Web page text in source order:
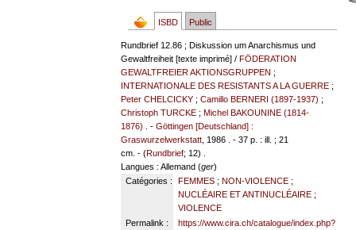
ISBD Public
Rundbrief 12.86 ; Diskussion um Anarchismus und
Gewaltfreiheit [texte imprimé] /FÖDERATION
GEWALTFREIER AKTIONSGRUPPEN ;
INTERNATIONALE DES RESISTANTS A LA GUERRE ;
Peter CHELCICKY ;Camillo BERNERI (1897-1937) ;
Christoph TURCKE ;Michel BAKOUNINE (1814-
1876)
. -Göttingen [Deutschland] :
Graswurzelwerkstatt , 1986 . - 37 p. : ill. ; 21
cm. - (Rundbrief; 12) .
Langues : Allemand (ger)
Catégories :
FEMMES; NON-VIOLENCE;
NUCLÉAIRE ET ANTINUCLÉAIRE;
VIOLENCE
Permalink :
https://www.cira.ch/catalogue/index.php?